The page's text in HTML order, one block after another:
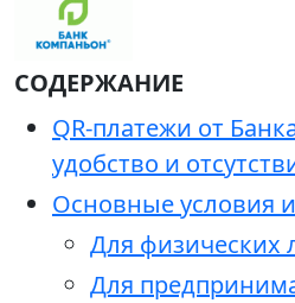
СОДЕРЖАНИЕ
QR-платежи от
удобство и
Основные условия
Для физических
Для